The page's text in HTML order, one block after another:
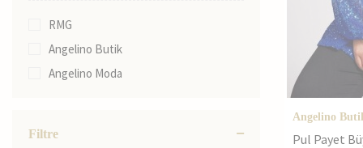
50
52
56
RMG
Angelino Butik
Angelino Moda
Filtre
Angelino
Pul Payet